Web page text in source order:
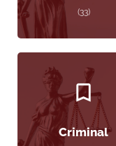
(33)
Criminal